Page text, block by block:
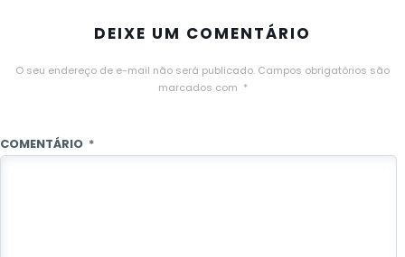
DEIXE UM COMENTÁRIO
O seu endereço de e-mail não será publicado. Campos obrigatórios são
marcados com *
COMENTÁRIO *